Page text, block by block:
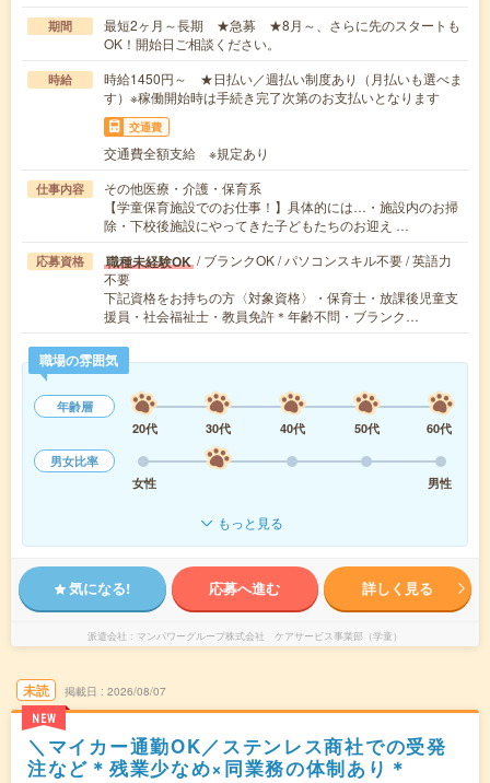
期間
最短2ヶ月～長期 ★急募 ★8月～、さらに先のスタートも
OK！開始日ご相談ください。
時給
時給1450円～ ★日払い／週払い制度あり（月払いも選べま
す）※稼働開始時は手続き完了次第のお支払いとなります
交通費
交通費全額支給 ※規定あり
仕事内容
その他医療・介護・保育系
【学童保育施設でのお仕事！】具体的には…・施設内のお掃
除・下校後施設にやってきた子どもたちのお迎え …
応募資格 職種未経験OK / ブランクOK / パソコンスキル不要 / 英語力
不要
下記資格をお持ちの方〈対象資格〉・保育士・放課後児童支
援員・社会福祉士・教員免許＊年齢不問・ブランク…
職場の雰囲気
年齢層
20代
30代 40代 50代
60代
男女比率
女性
男性
もっと見る
気になる! 応募へ進む 詳しく見る
派遣会社 マンパワーグループ株式会社 ケアサービス事業部（学童）
未読
NEW
掲載日 2026/08/07
＼マイカー通勤OK／ステンレス商社での受発
注など＊残業少なめ×同業務の体制あり＊